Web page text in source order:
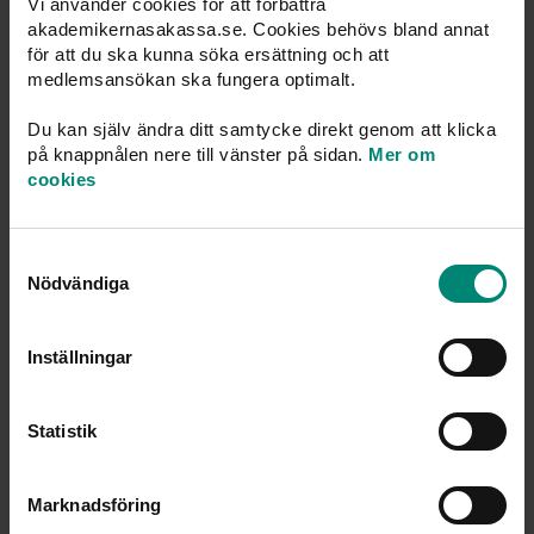
Vi använder cookies för att förbättra
akademikernasakassa.se. Cookies behövs bland annat
för att du ska kunna söka ersättning och att
medlemsansökan ska fungera optimalt.
Du kan själv ändra ditt samtycke direkt genom att klicka
på knappnålen nere till vänster på sidan. Mer om
cookies
Nödvändiga
Inställningar
Statistik
Marknadsföring
Här är några exempel
om man har haft en tidsbegränsad anställning: ladda
upp kopia på anställningsbevis
om man har blivit uppsagd: ladda upp kopia på
uppsägningen
om man har träffat en överenskommelse om
överenskommelsen
uppsägningen och redovisa när den sista
Om vi skulle behöva fler uppgifter kontaktar vi antingen